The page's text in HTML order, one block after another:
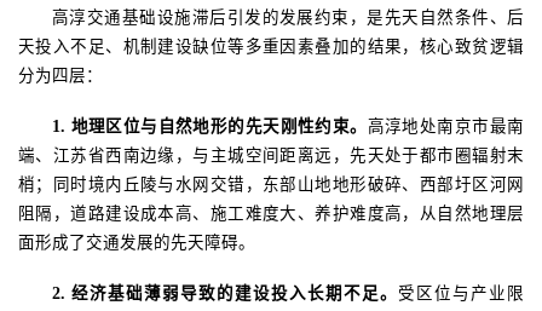
高淳交通基础设施滞后引发的发展约束，是先天自然条件、后
天投入不足、机制建设缺位等多重因素叠加的结果，核心致贫逻辑
分为四层：
1. 地理区位与自然地形的先天刚性约束。 高淳地处南京市最南
端、江苏省西南边缘，与主城空间距离远，先天处于都市圈辐射末
梢；同时境内丘陵与水网交错，东部山地地形破碎、西部圩区河网
阻隔，道路建设成本高、施工难度大、养护难度高，从自然地理层
面形成了交通发展的先天障碍。
2. 经济基础薄弱导致的建设投入长期不足。 受区位与产业限